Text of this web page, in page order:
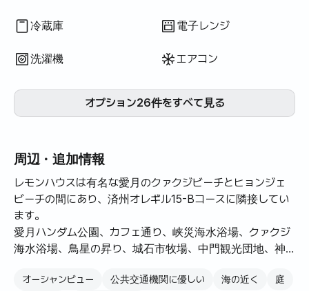
冷蔵庫 電子レンジ
洗濯機 エアコン
オプション26件をすべて見る
周辺・追加情報
レモンハウスは有名な愛月のクァクジビーチとヒョンジェ
ビーチの間にあり、済州オレギル15-Bコースに隣接してい
ます。
愛月ハンダム公園、カフェ通り、峡災海水浴場、クァクジ
海水浴場、鳥星の昇り、城石市牧場、中門観光団地、神
今後はエメラルド色のクァクジ海と後ろには壮大な漢拏山
オーシャンビュー 公共交通機関に優しい 海の近く
庭